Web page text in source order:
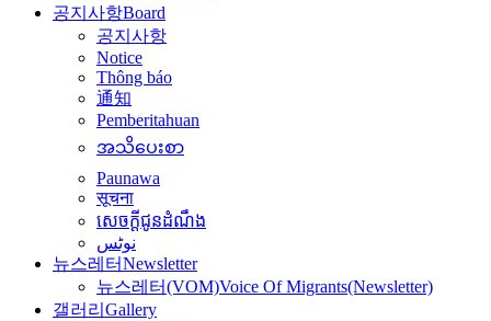
공지사항Board
공지사항
Notice
Thông báo
通知
Pemberitahuan
အသိပေးစာ
Paunawa
सूचना
សេចក្តីជូនដំណឹង
نوٹس
뉴스레터Newsletter
뉴스레터(VOM)Voice Of Migrants(Newsletter)
갤러리 Gallery